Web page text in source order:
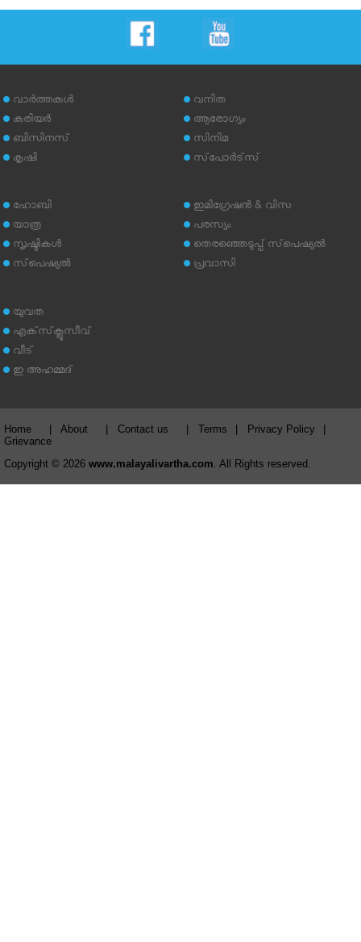
വാര്‍ത്തകള്‍
കരിയര്‍
ബിസിനസ്
കൃഷി
വനിത
ആരോഗ്യം
സിനിമ
സ്‌പോര്‍ട്‌സ്
ഹോബി
യാത്ര
സൃഷ്ടികള്‍
സ്‌പെഷ്യല്‍
ഇമിഗ്രേഷന്‍ & വിസ
പരസ്യം
തെരഞ്ഞെടുപ്പ് സ്‌പെഷ്യല്‍
പ്രവാസി
യുവത
എക്‌സ്‌ക്ലൂസീവ്
വീട്
ഇ അഹമ്മദ്‌
Home About Contact us Terms Privacy Policy
Grievance
Copyright © 2026 www.malayalivartha.com . All Rights reserved.